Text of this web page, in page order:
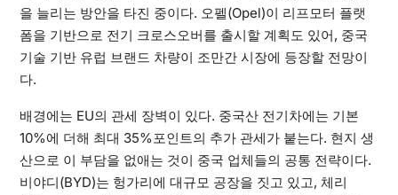
을 늘리는 방안을 타진 중이다. 오펠(Opel)이 리프모터 플랫
폼을 기반으로 전기 크로스오버를 출시할 계획도 있어, 중국
기술 기반 유럽 브랜드 차량이 조만간 시장에 등장할 전망이
다.
배경에는 EU의 관세 장벽이 있다. 중국산 전기차에는 기본
10%에 더해 최대 35%포인트의 추가 관세가 붙는다. 현지 생
산으로 이 부담을 없애는 것이 중국 업체들의 공통 전략이다.
비야디(BYD)는 헝가리에 대규모 공장을 짓고 있고, 체리